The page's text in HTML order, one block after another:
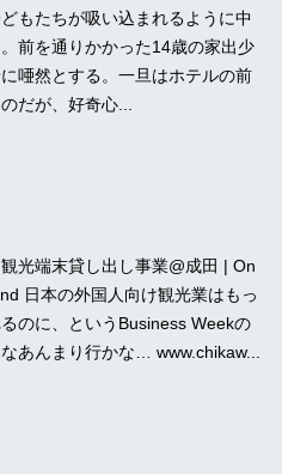
もたちが吸い込まれるように中
前を通りかかった14歳の家出少
唖然とする。一旦はホテルの前
だが、好奇心...
光端末貸し出し事業@成田 | On
日本の外国人向け観光業はもっ
のに、というBusiness Weekの
あんまり行かな… www.chikaw...